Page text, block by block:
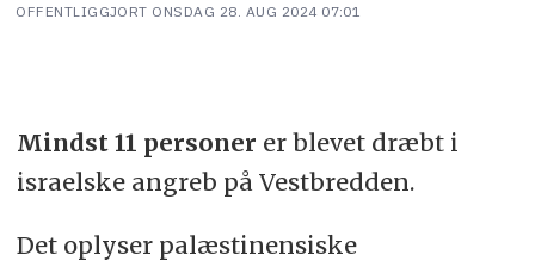
OFFENTLIGGJORT ONSDAG 28. AUG 2024 07:01
Mindst 11 personer er blevet dræbt i
israelske angreb på Vestbredden.
Det oplyser palæstinensiske